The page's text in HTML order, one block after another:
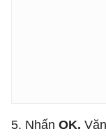
5. Nhấn OK.